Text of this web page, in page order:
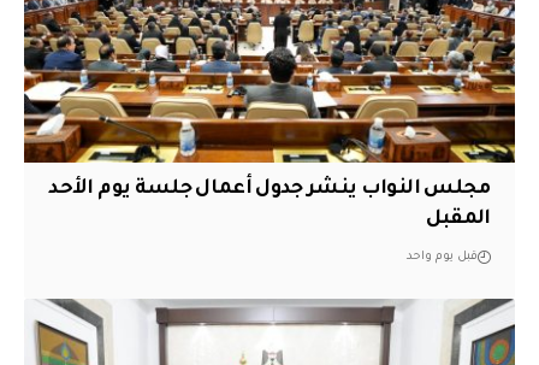
مجلس النواب ينشر جدول أعمال جلسة يوم الأحد
المقبل
قبل يوم واحد